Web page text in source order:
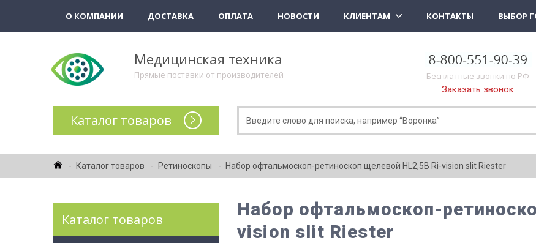
О КОМПАНИИ ДОСТАВКА ОПЛАТА НОВОСТИ КЛИЕНТАМ КОНТАКТЫ ВЫБОР
Медицинская техника
Прямые поставки от производителей
Бесплатные звонки по РФ
Заказать звонок
Каталог товаров
Каталог товаров Ретиноскопы Набор офтальмоскоп-ретиноскоп щелевой HL2,5В Ri-vision slit Riester
Каталог товаров
Набор офтальмоскоп-
vision slit Riester